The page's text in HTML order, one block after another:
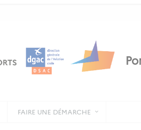
FAIRE UNE DÉMARCHE